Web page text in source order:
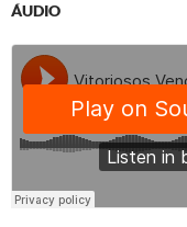
ÁUDIO